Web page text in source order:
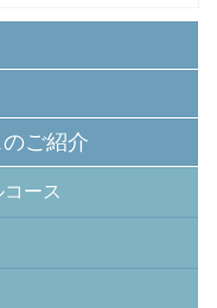
ご紹介
ース